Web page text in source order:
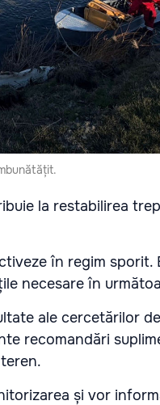
la restabilirea
în regim sporit.
necesare în
ale cercetărilor
recomandări
și vor